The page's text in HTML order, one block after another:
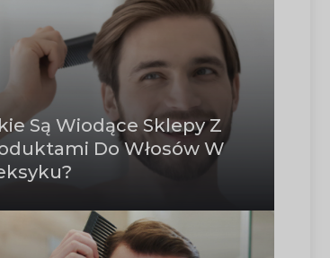
Są Wiodące Sklepy Z
Do Włosów W